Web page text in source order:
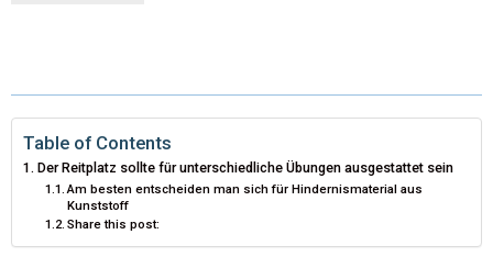
T
T
E
R
O
K
R
S
D
N
Table of Contents
Der Reitplatz sollte für unterschiedliche Übungen ausgestattet sein
Am besten entscheiden man sich für Hindernismaterial aus
Kunststoff
Share this post: